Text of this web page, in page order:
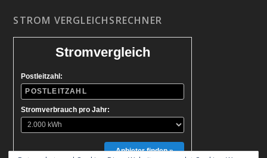
STROM VERGLEICHSRECHNER
Stromvergleich
Postleitzahl:
Stromverbrauch pro Jahr:
Anbieter finden »